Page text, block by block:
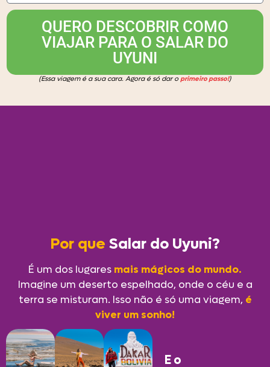
QUERO DESCOBRIR COMO
VIAJAR PARA O SALAR DO
UYUNI
(Essa viagem é a sua cara. Agora é só dar oprimeiro passo!)
Por que Salar do Uyuni?
É um dos lugares mais mágicos do mundo.
Imagine um deserto espelhado, onde o céu e a
terra se misturam. Isso não é só uma viagem, é
viver um sonho!
E o